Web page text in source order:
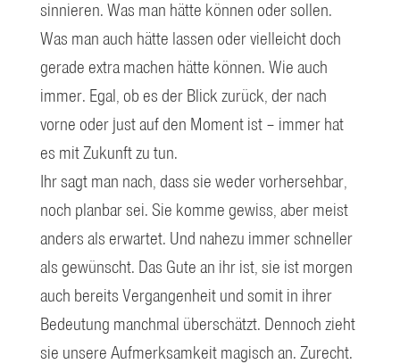
sinnieren. Was man hätte können oder sollen.
Was man auch hätte lassen oder vielleicht doch
gerade extra machen hätte können. Wie auch
immer. Egal, ob es der Blick zurück, der nach
vorne oder just auf den Moment ist – immer hat
es mit Zukunft zu tun.
Ihr sagt man nach, dass sie weder vorhersehbar,
noch planbar sei. Sie komme gewiss, aber meist
anders als erwartet. Und nahezu immer schneller
als gewünscht. Das Gute an ihr ist, sie ist morgen
auch bereits Vergangenheit und somit in ihrer
Bedeutung manchmal überschätzt. Dennoch zieht
sie unsere Aufmerksamkeit magisch an. Zurecht.